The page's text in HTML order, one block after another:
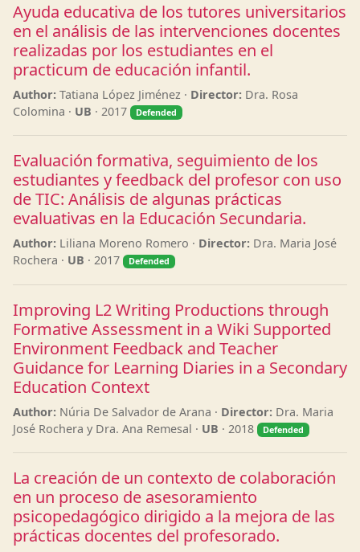
Ayuda educativa de los tutores universitarios
en el análisis de las intervenciones docentes
realizadas por los estudiantes en el
practicum de educación infantil.
Author: Tatiana López Jiménez · Director: Dra. Rosa
Colomina · UB · 2017 Defended
Evaluación formativa, seguimiento de los
estudiantes y feedback del profesor con uso
de TIC: Análisis de algunas prácticas
evaluativas en la Educación Secundaria.
Author: Liliana Moreno Romero · Director: Dra. Maria José
Rochera · UB · 2017 Defended
Improving L2 Writing Productions through
Formative Assessment in a Wiki Supported
Environment Feedback and Teacher
Guidance for Learning Diaries in a Secondary
Education Context
Author: Núria De Salvador de Arana · Director: Dra. Maria
José Rochera y Dra. Ana Remesal · UB · 2018 Defended
La creación de un contexto de colaboración
en un proceso de asesoramiento
psicopedagógico dirigido a la mejora de las
prácticas docentes del profesorado.